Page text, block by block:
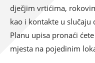
dječjim vrtićima,
kao i kontakte u slučaju
Planu upisa pronaći
mjesta na pojedinim